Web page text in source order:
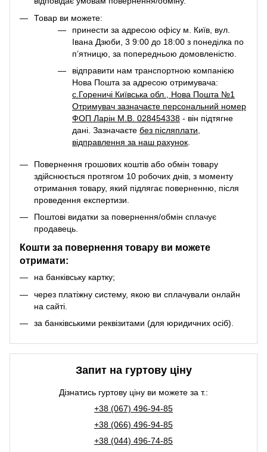
Товар ви можете:
принести за адресою офісу м. Київ, вул.
Івана Дзюби, 3 9:00 до 18:00 з понеділка по
п’ятницю, за попередньою домовленістю.
відправити нам транспортною компанією
Нова Пошта за адресою отримувача:
с.Гореничі Київська обл., Нова Пошта №1
Отримувач зазначаєте персональний номер
ФОП Ларін М.В. 028454338 - він підтягне
дані. Зазначаєте без післяплати,
відправлення за наш рахунок.
Повернення грошових коштів або обмін товару
здійснюється протягом 10 робочих днів, з моменту
отримання товару, який підлягає поверненню, після
проведення експертизи.
Поштові видатки за повернення/обмін сплачує
продавець.
Кошти за повернення товару ви можете
отримати:
на банківську картку;
через платіжну систему, якою ви сплачували онлайн
на сайті.
за банківськими реквізитами (для юридичних осіб).
Запит на гуртову ціну
Дізнатись гуртову ціну ви можете за т.:
+38 (067) 496-94-85
+38 (066) 496-94-85
+38 (044) 496-74-85